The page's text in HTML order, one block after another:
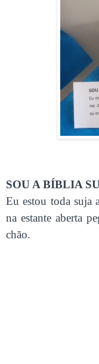
SOU A BÍBLIA
Eu estou toda suja
na estante aberta
chão.